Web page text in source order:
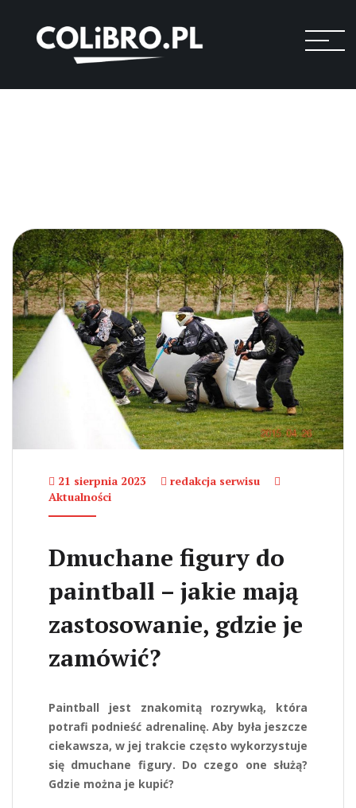
21 sierpnia 2023
redakcja serwisu
Aktualności
Dmuchane figury do
paintball – jakie mają
zastosowanie, gdzie je
zamówić?
Paintball jest znakomitą rozrywką, która
potrafi podnieść adrenalinę. Aby była jeszcze
ciekawsza, w jej trakcie często wykorzystuje
się dmuchane figury. Do czego one służą?
Gdzie można je kupić?